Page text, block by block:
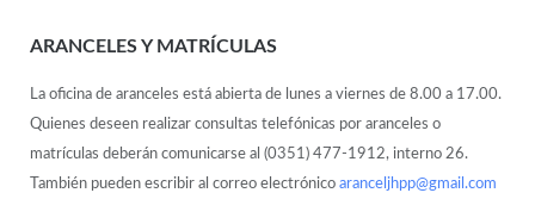
ARANCELES Y MATRÍCULAS
La oficina de aranceles está abierta de lunes a viernes de 8.00 a 17.00.
Quienes deseen realizar consultas telefónicas por aranceles o
matrículas deberán comunicarse al (0351) 477-1912, interno 26.
También pueden escribir al correo electrónico aranceljhpp@gmail.com